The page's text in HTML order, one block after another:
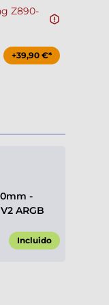
Z890-
+39,90 €*
-
ARGB
Incluido